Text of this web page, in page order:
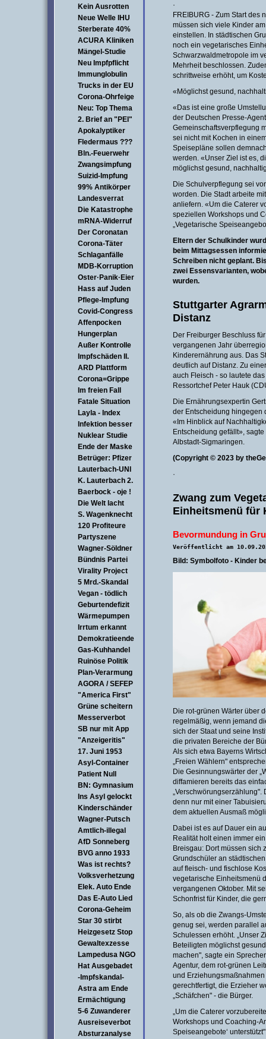
Kein Ausrotten
Neue Welle IHU
Sterberate 40%
ACURA Kliniken
Mängel-Studie
Neu Impfpflicht
Immunglobulin
Trucks in der EU
Corona-Ohrfeige
Neu: Top Thema
2. Brief an "PEI"
Apokalyptiker
Fledermaus ???
Bln.-Feuerwehr
Zwangsimpfung
Suizid-Impfung
99% Antikörper
Landesverrat
Die Katastrophe
mRNA-Widerruf
Der Coronatan
Corona-Täter
Schlaganfälle
MDB-Korruption
Oster·Panik·Eier
Hass auf Juden
Pflege-Impfung
Covid-Congress
Affenpocken
Hungerplan
Außer Kontrolle
Impfschäden II.
ARD Plattform
Corona=Grippe
Im freien Fall
Fatale Situation
Layla - Index
Infektion besser
Nuklear Studie
Ende der Maske
Betrüger: Pfizer
Lauterbach-UNI
K. Lauterbach 2.
Baerbock - oje !
Die Welt lacht
S. Wagenknecht
120 Profiteure
Partyszene
Wagner-Söldner
Bündnis Partei
Virality Project
5 Mrd.-Skandal
Vegan - tödlich
Geburtendefizit
Wärmepumpen
Irrtum erkannt
Demokratieende
Gas-Kuhhandel
Ruinöse Politik
Plan-Verarmung
AGORA / SEFEP
"America First"
Grüne scheitern
Messerverbot
SB nur mit App
"Anzeigeritis"
17. Juni 1953
Asyl-Container
Patient Null
BN: Gymnasium
Ins Asyl gelockt
Kinderschänder
Wagner-Putsch
Amtlich-illegal
AfD Sonneberg
BVG anno 1933
Was ist rechts?
Volksverhetzung
Elek. Auto Ende
Das E-Auto Lied
Corona-Geheim
Star 30 stirbt
Heizgesetz Stop
Gewaltexzesse
Lampedusa NGO
Hat Ausgebadet
-Impfskandal-
Astra am Ende
Ermächtigung
5-6 Zuwanderer
Ausreiseverbot
Absturzanalyse
·
FREIBURG - Zum Start des
müssen sich viele Kinder
einstellen. In städtischen
noch ein vegetarisches
Schwarzwaldmetropole im
Mehrheit beschlossen.
schrittweise erhöht, um
«Möglichst gesund,
«Das ist eine große
der Deutschen Presse-
Gemeinschaftsverpflegung
sei nicht mit Kochen in
Speisepläne sollen
werden. «Unser Ziel ist es,
möglichst gesund,
Die Schulverpflegung sei
worden. Die Stadt arbeite
anliefern. «Um die Caterer
speziellen Workshops und
„Vegetarische
Eltern der Schulkinder
beim Mittagsessen
Schreiben nicht geplant.
zwei Essensvarianten,
wurden.
Stuttgarter
Distanz
Der Freiburger Beschluss
vergangenen Jahr
Kinderernährung aus. Das
deutlich auf Distanz. Zu
auch Fleisch - so lautete
Ressortchef Peter Hauk
Die Ernährungsexpertin
der Entscheidung hingegen
«Im Hinblick auf
Entscheidung gefällt»,
Albstadt-Sigmaringen.
(Copyright © 2023 by
·
Zwang zum
Einheitsmenü für
Bevormundung in
Veröffentlicht am
Bild: Symbolfoto - Kinder
Die rot-grünen Wärter über
regelmäßig, wenn jemand
sich der Staat und seine
die privaten Bereiche der
Als sich etwa Bayerns
„Freien Wählern"
Die Gesinnungswärter der
diffamieren bereits das
„Verschwörungserzählung".
denn nur mit einer
dem aktuellen Ausmaß
Dabei ist es auf Dauer ein
Realität holt einen immer
Breisgau: Dort müssen sich
Grundschüler an
auf fleisch- und fischlose
vegetarische Einheitsmenü
vergangenen Oktober. Mit
Schonfrist für Kinder, die
So, als ob die Zwangs-
genug sei, werden parallel
Schulessen erhöht. „Unser
Beteiligten möglichst
machen", sagte ein
Agentur, dem rot-grünen
und
gerechtfertigt, die Erzieher
„Schäfchen" - die Bürger.
„Um die Caterer
Workshops und Coaching-
Speiseangebote‘